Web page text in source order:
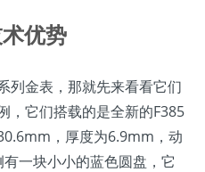
优势
列金表，那就先来看看它们
，它们搭载的是全新的F385
，厚度为6.9mm，动
一块小小的蓝色圆盘，它